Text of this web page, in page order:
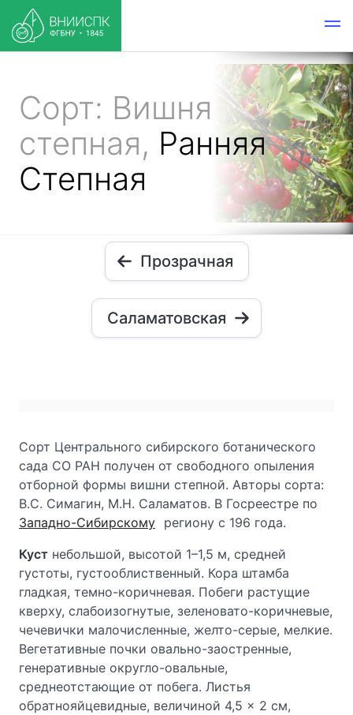
Сорт: Вишня
степная, Ранняя
Степная
Прозрачная
Саламатовская
Сорт Центрального сибирского ботанического
сада СО РАН получен от свободного опыления
отборной формы вишни степной. Авторы сорта:
В.С. Симагин, М.Н. Саламатов. В Госреестре по
Западно-Сибирскому региону с 196 года.
Куст небольшой, высотой 1–1,5 м, средней
густоты, густооблиственный. Кора штамба
гладкая, темно-коричневая. Побеги растущие
кверху, слабоизогнутые, зеленовато-коричневые,
чечевички малочисленные, желто-серые, мелкие.
Вегетативные почки овально-заостренные,
генеративные округло-овальные,
среднеотстающие от побега. Листья
обратнояйцевидные, величиной 4,5 × 2 см,